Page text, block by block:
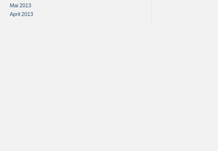
Mai 2013
April 2013